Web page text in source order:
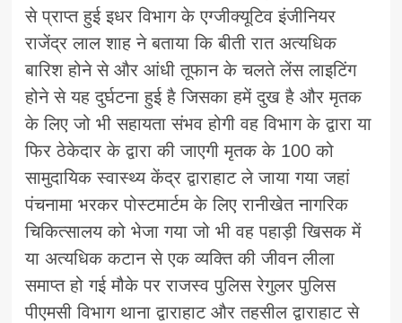
से प्राप्त हुई इधर विभाग के एग्जीक्यूटिव इंजीनियर
राजेंद्र लाल शाह ने बताया कि बीती रात अत्यधिक
बारिश होने से और आंधी तूफान के चलते लेंस लाइटिंग
होने से यह दुर्घटना हुई है जिसका हमें दुख है और मृतक
के लिए जो भी सहायता संभव होगी वह विभाग के द्वारा या
फिर ठेकेदार के द्वारा की जाएगी मृतक के 100 को
सामुदायिक स्वास्थ्य केंद्र द्वाराहाट ले जाया गया जहां
पंचनामा भरकर पोस्टमार्टम के लिए रानीखेत नागरिक
चिकित्सालय को भेजा गया जो भी वह पहाड़ी खिसक में
या अत्यधिक कटान से एक व्यक्ति की जीवन लीला
समाप्त हो गई मौके पर राजस्व पुलिस रेगुलर पुलिस
पीएमसी विभाग थाना द्वाराहाट और तहसील द्वाराहाट से